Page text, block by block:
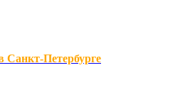
Петербурге